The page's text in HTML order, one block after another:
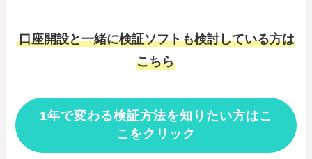
口座開設と一緒に検証ソフトも検討している方は
こちら
1年で変わる検証方法を知りたい方はこ
こをクリック